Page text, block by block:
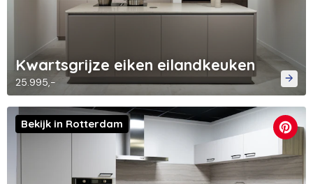
Kwartsgrijze eiken eilandkeuken
25.995,-
Bekijk in Rotterdam